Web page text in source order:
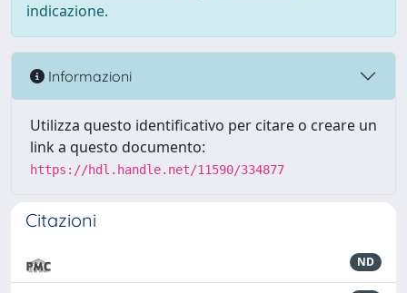
indicazione.
Informazioni
Utilizza questo identificativo per citare o creare un
link a questo documento:
https://hdl.handle.net/11590/334877
Citazioni
ND